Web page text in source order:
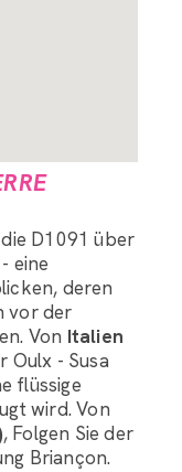
D1091 über
eine
deren
vor der
Von Italien
Oulx - Susa
flüssige
wird. Von
, Folgen Sie der
Briançon.